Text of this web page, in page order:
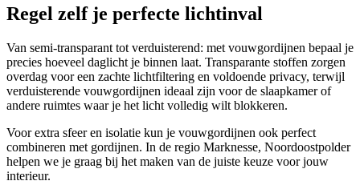
Regel zelf je perfecte lichtinval
Van semi-transparant tot verduisterend: met vouwgordijnen bepaal je
precies hoeveel daglicht je binnen laat. Transparante stoffen zorgen
overdag voor een zachte lichtfiltering en voldoende privacy, terwijl
verduisterende vouwgordijnen ideaal zijn voor de slaapkamer of
andere ruimtes waar je het licht volledig wilt blokkeren.
Voor extra sfeer en isolatie kun je vouwgordijnen ook perfect
combineren met gordijnen. In de regio Marknesse, Noordoostpolder
helpen we je graag bij het maken van de juiste keuze voor jouw
interieur.